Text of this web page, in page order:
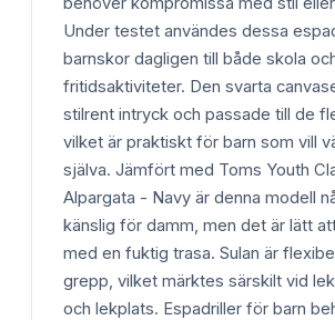
Under testet användes dessa
barnskor dagligen till både skola
fritidsaktiviteter. Den svarta
stilrent intryck och passade till de
vilket är praktiskt för barn som vill
själva. Jämfört med Toms Youth
Alpargata - Navy är denna modell
känslig för damm, men det är lätt
med en fuktig trasa. Sulan är
grepp, vilket märktes särskilt vid
och lekplats. Espadriller för barn